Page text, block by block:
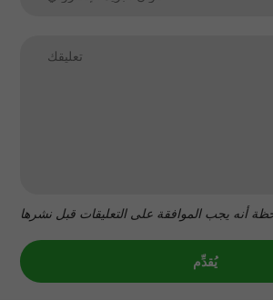
أنه يجب الموافقة على التعليقات قبل نشرها